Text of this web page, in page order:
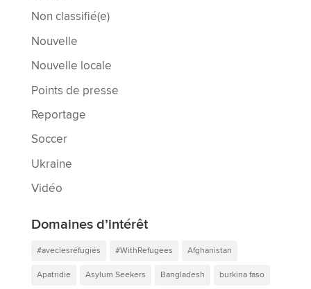
Non classifié(e)
Nouvelle
Nouvelle locale
Points de presse
Reportage
Soccer
Ukraine
Vidéo
Domaines d’intérêt
#aveclesréfugiés #WithRefugees Afghanistan
Apatridie Asylum Seekers Bangladesh burkina faso